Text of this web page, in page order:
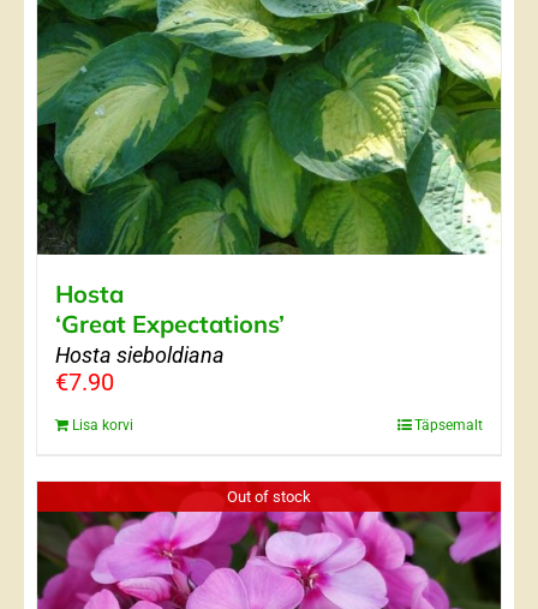
Hosta
‘Great Expectations’
Hosta sieboldiana
€7.90
Lisa korvi Täpsemalt
Out of stock